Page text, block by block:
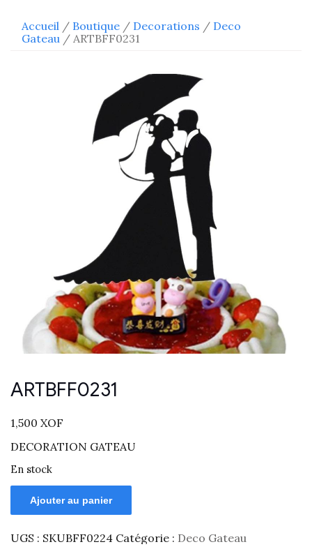
Accueil / Boutique / Decorations / Deco
Gateau / ARTBFF0231
ARTBFF0231
1,500 XOF
DECORATION GATEAU
En stock
Ajouter au panier
UGS : SKUBFF0224 Catégorie : Deco Gateau